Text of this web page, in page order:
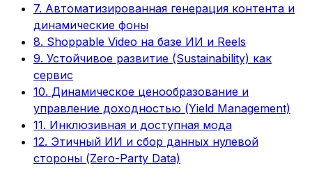
7. Автоматизированная генерация контента и
динамические фоны
8. Shoppable Video на базе ИИ и Reels
9. Устойчивое развитие (Sustainability) как
сервис
10. Динамическое ценообразование и
управление доходностью (Yield Management)
11. Инклюзивная и доступная мода
12. Этичный ИИ и сбор данных нулевой
стороны (Zero-Party Data)